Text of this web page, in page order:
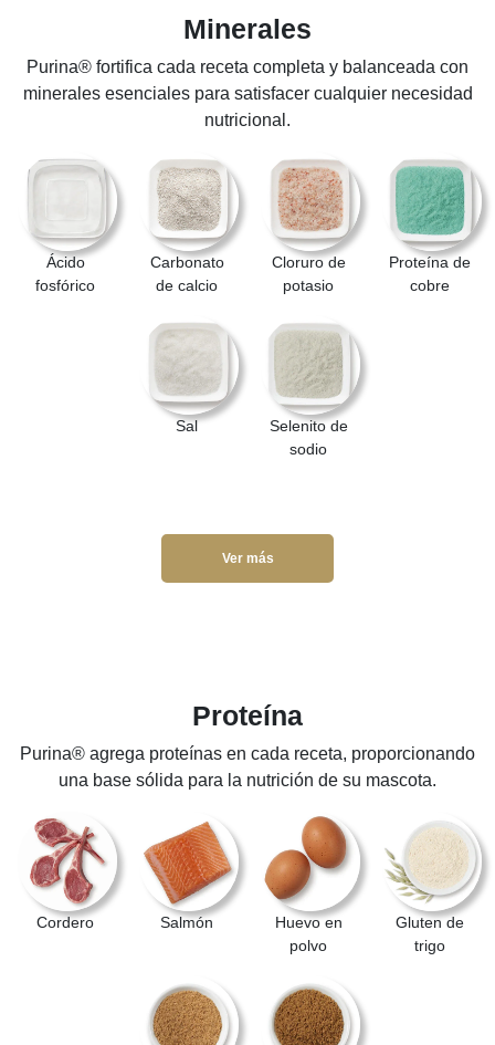
Minerales
Purina® fortifica cada receta completa y balanceada con
minerales esenciales para satisfacer cualquier necesidad
nutricional.
Ácido
fosfórico
Carbonato
de calcio
Cloruro de
potasio
Proteína de
cobre
Sal
Selenito de
sodio
Ver más
Proteína
Purina® agrega proteínas en cada receta, proporcionando
una base sólida para la nutrición de su mascota.
Cordero Salmón
Huevo en
polvo
Gluten de
trigo